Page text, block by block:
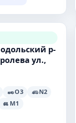
р-
ул.,
O3
N2
M1